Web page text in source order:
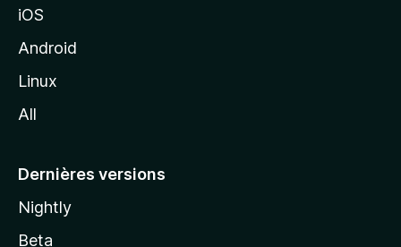
o
z
l
iOS
Android
Linux
All
Dernières versions
Nightly
Beta